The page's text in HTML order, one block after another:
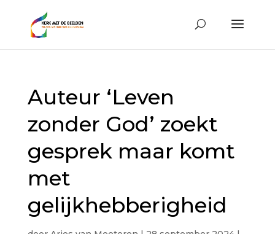
Auteur ‘Leven
zonder God’ zoekt
gesprek maar komt
met
gelijkhebberigheid